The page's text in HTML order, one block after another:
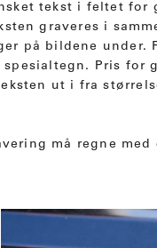
tekst i feltet for
graveres i
på bildene under.
Pris for
ut i fra
må regne